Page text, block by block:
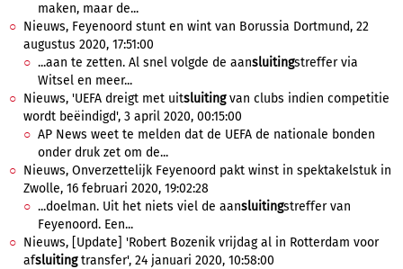
maken, maar de...
Nieuws, Feyenoord stunt en wint van Borussia Dortmund, 22
augustus 2020, 17:51:00
...aan te zetten. Al snel volgde de aansluitingstreffer via
Witsel en meer...
Nieuws, 'UEFA dreigt met uitsluitingvan clubs indien competitie
wordt beëindigd', 3 april 2020, 00:15:00
AP News weet te melden dat de UEFA de nationale bonden
onder druk zet om de...
Nieuws, Onverzettelijk Feyenoord pakt winst in spektakelstuk in
Zwolle, 16 februari 2020, 19:02:28
...doelman. Uit het niets viel de aansluitingstreffer van
Feyenoord. Een...
Nieuws, [Update] 'Robert Bozenik vrijdag al in Rotterdam voor
afsluitingtransfer', 24 januari 2020, 10:58:00